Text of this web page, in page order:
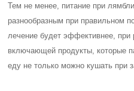
Тем не менее, питание при
разнообразным при правильном
лечение будет эффективнее, при
включающей продукты, которые
еду не только можно кушать при